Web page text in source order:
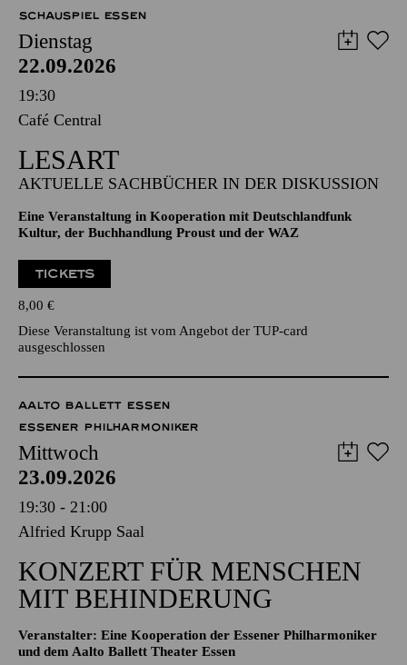
SCHAUSPIEL ESSEN
Dienstag
22.09.2026
19:30
Café Central
LESART
AKTUELLE SACHBÜCHER IN DER DISKUSSION
Eine Veranstaltung in Kooperation mit Deutschlandfunk
Kultur, der Buchhandlung Proust und der WAZ
TICKETS
8,00 €
Diese Veranstaltung ist vom Angebot der TUP-card
ausgeschlossen
AALTO BALLETT ESSEN
ESSENER PHILHARMONIKER
Mittwoch
23.09.2026
19:30 - 21:00
Alfried Krupp Saal
KONZERT FÜR MENSCHEN
MIT BEHINDERUNG
Veranstalter: Eine Kooperation der Essener Philharmoniker
und dem Aalto Ballett Theater Essen